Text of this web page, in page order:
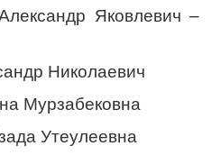
Яковлевич –
Николаевич
Утеулеевна